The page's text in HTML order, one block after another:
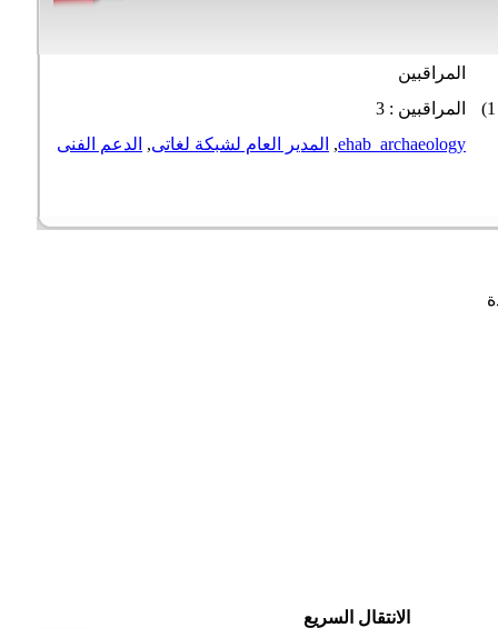
المراقبين
المراقبين : 3
ehab_archaeology
,المدير العام لشبكة لغاتى ,الدعم الفنى
الانتقال السريع